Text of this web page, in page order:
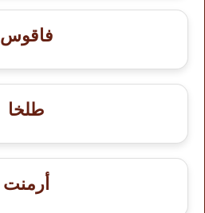
فاقوس
طلخا
أرمنت